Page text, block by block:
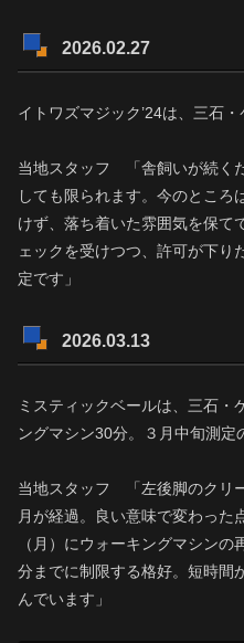
2026.02.27
イトワズマジック’24は、三石
当地スタッフ 「舎飼いが続く
しても限られます。今のところ
けず、落ち着いた雰囲気を保て
ェックを受けつつ、許可が下り
定です」
2026.03.13
ミスティックベールは、三石・
ングマシン30分。３月中旬測定
当地スタッフ 「左後脚のクリ
月が経過。良い意味で変わった
（月）にウォーキングマシン
分までに制限する格好。短時間
んでいます」